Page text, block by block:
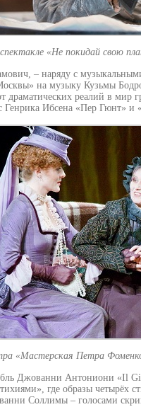
«Не покидай свою
– наряду с
на музыку Кузьмы
драматических реалий в
Ибсена «Пер Гюнт» и
«Мастерская Петра
Джованни Антониони «Il
где образы четырёх
Соллимы – голосами